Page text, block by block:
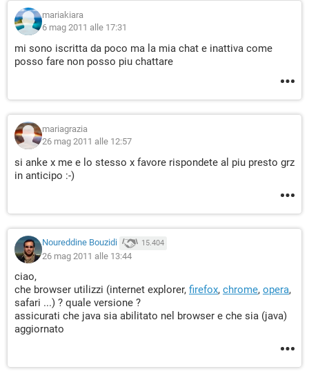
mariakiara
6 mag 2011 alle 17:31
mi sono iscritta da poco ma la mia chat e inattiva come
posso fare non posso piu chattare
mariagrazia
26 mag 2011 alle 12:57
si anke x me e lo stesso x favore rispondete al piu presto grz
in anticipo :-)
Noureddine Bouzidi 15.404
26 mag 2011 alle 13:44
ciao,
che browser utilizzi (internet explorer, firefox, chrome, opera,
safari ...) ? quale versione ?
assicurati che java sia abilitato nel browser e che sia (java)
aggiornato